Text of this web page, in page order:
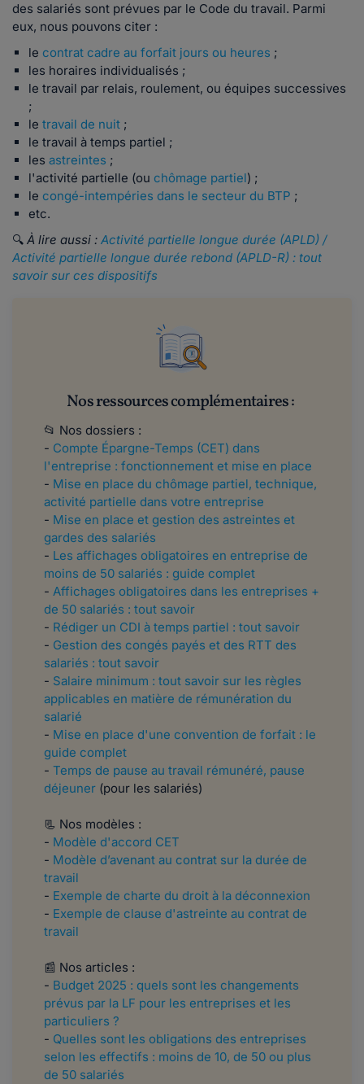
des salariés sont prévues par le Code du travail. Parmi
eux, nous pouvons citer :
le contrat cadre au forfait jours ou heures ;
les horaires individualisés ;
le travail par relais, roulement, ou équipes successives
;
le travail de nuit ;
le travail à temps partiel ;
les astreintes ;
l'activité partielle (ou chômage partiel) ;
le congé-intempéries dans le secteur du BTP ;
etc.
🔍 À lire aussi : Activité partielle longue durée (APLD) /
Activité partielle longue durée rebond (APLD-R) : tout
savoir sur ces dispositifs
Nos ressources complémentaires :
📂 Nos dossiers :
- Compte Épargne-Temps (CET) dans
l'entreprise : fonctionnement et mise en place
- Mise en place du chômage partiel, technique,
activité partielle dans votre entreprise
- Mise en place et gestion des astreintes et
gardes des salariés
- Les affichages obligatoires en entreprise de
moins de 50 salariés : guide complet
- Affichages obligatoires dans les entreprises +
de 50 salariés : tout savoir
- Rédiger un CDI à temps partiel : tout savoir
- Gestion des congés payés et des RTT des
salariés : tout savoir
- Salaire minimum : tout savoir sur les règles
applicables en matière de rémunération du
salarié
- Mise en place d'une convention de forfait : le
guide complet
​​​​​- Temps de pause au travail rémunéré, pause
déjeuner (pour les salariés)
📃 Nos modèles :
- Modèle d'accord CET
- Modèle d’avenant au contrat sur la durée de
travail
- Exemple de charte du droit à la déconnexion
- Exemple de clause d'astreinte au contrat de
travail
📰 Nos articles :
- Budget 2025 : quels sont les changements
prévus par la LF pour les entreprises et les
particuliers ?
- Quelles sont les obligations des entreprises
selon les effectifs : moins de 10, de 50 ou plus
de 50 salariés